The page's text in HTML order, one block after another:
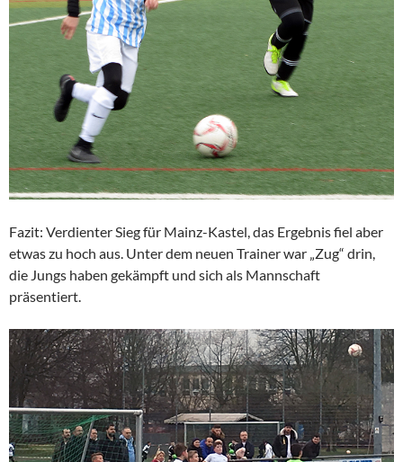
Fazit: Verdienter Sieg für Mainz-Kastel, das Ergebnis fiel aber
etwas zu hoch aus. Unter dem neuen Trainer war „Zug“ drin,
die Jungs haben gekämpft und sich als Mannschaft
präsentiert.